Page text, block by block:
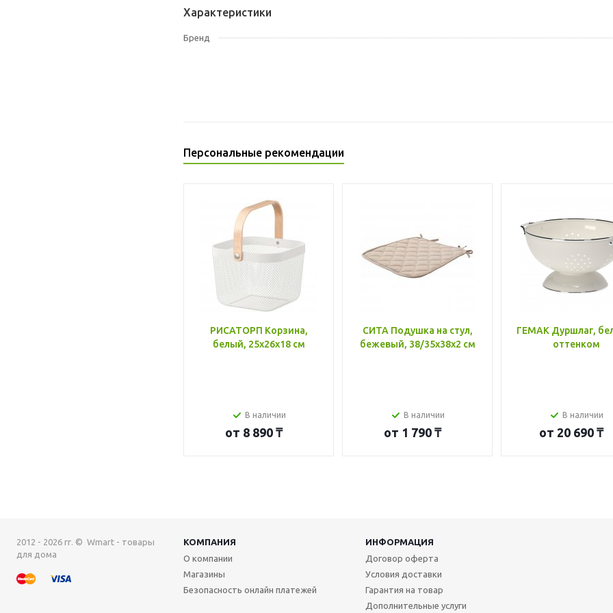
Характеристики
Бренд
Персональные рекомендации
РИСАТОРП Корзина,
белый, 25x26x18 см
В наличии
от 8 890 ₸
СИТА Подушка на стул,
бежевый, 38/35x38x2 см
В наличии
от 1 790 ₸
ГЕМАК Дуршлаг,
оттенком
В наличии
от 20 690 ₸
2012 - 2026 гг. © Wmart - товары
для дома
КОМПАНИЯ
ИНФОРМАЦИЯ
О компании
Магазины
Безопасность онлайн платежей
Договор оферта
Условия доставки
Гарантия на товар
Дополнительные услуги